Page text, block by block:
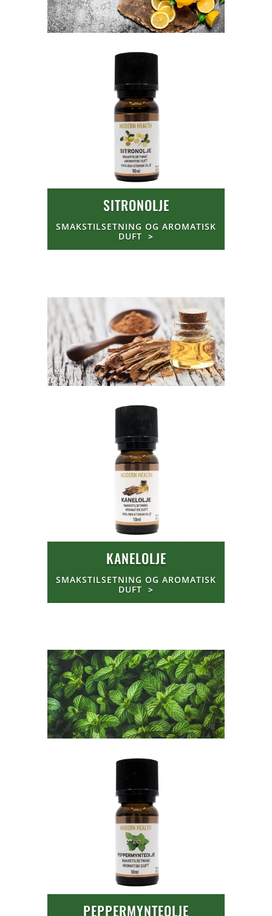
SITRONOLJE
SMAKSTILSETNING OG AROMATISK
DUFT >
KANELOLJE
SMAKSTILSETNING OG AROMATISK
DUFT >
PEPPERMYNTEOLJE